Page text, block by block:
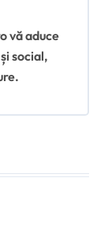
vă aduce
social,